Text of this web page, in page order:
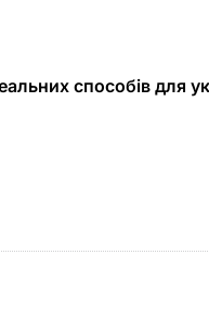
способів для